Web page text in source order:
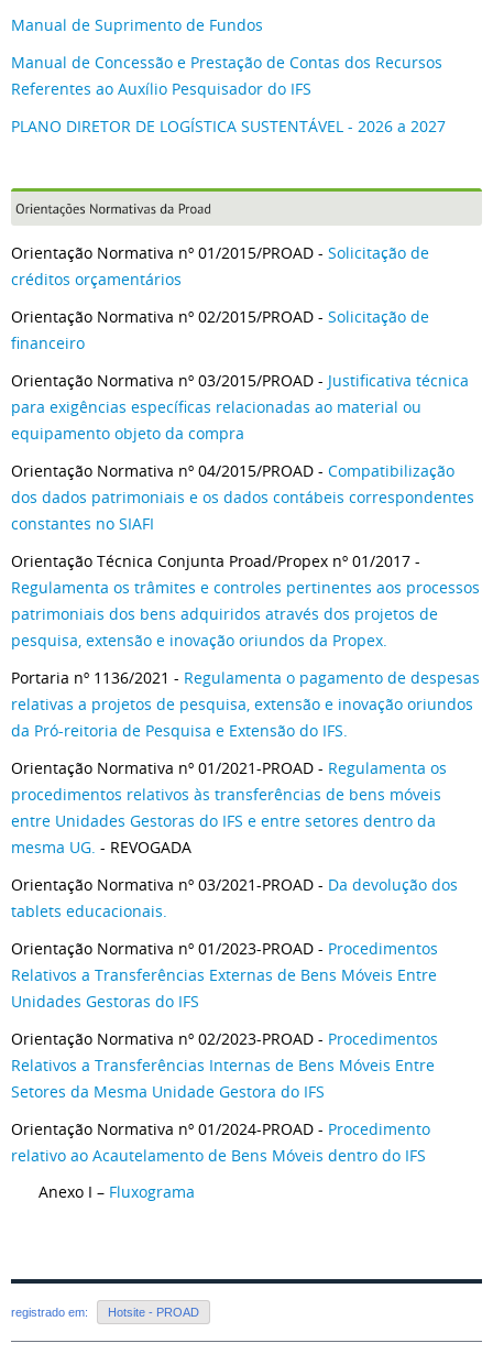
Manual de Suprimento de Fundos
Manual de Concessão e Prestação de Contas dos Recursos
Referentes ao Auxílio Pesquisador do IFS
PLANO DIRETOR DE LOGÍSTICA SUSTENTÁVEL - 2026 a 2027
Orientação Normativa nº 01/2015/PROAD - Solicitação de
créditos orçamentários
Orientação Normativa nº 02/2015/PROAD - Solicitação de
financeiro
Orientação Normativa nº 03/2015/PROAD - Justificativa técnica
para exigências específicas relacionadas ao material ou
equipamento objeto da compra
Orientação Normativa nº 04/2015/PROAD - Compatibilização
dos dados patrimoniais e os dados contábeis correspondentes
constantes no SIAFI
Orientação Técnica Conjunta Proad/Propex nº 01/2017 -
Regulamenta os trâmites e controles pertinentes aos processos
patrimoniais dos bens adquiridos através dos projetos de
pesquisa, extensão e inovação oriundos da Propex.
Portaria nº 1136/2021 - Regulamenta o pagamento de despesas
relativas a projetos de pesquisa, extensão e inovação oriundos
da Pró-reitoria de Pesquisa e Extensão do IFS.
Orientação Normativa nº 01/2021-PROAD - Regulamenta os
procedimentos relativos às transferências de bens móveis
entre Unidades Gestoras do IFS e entre setores dentro da
mesma UG. - REVOGADA
Orientação Normativa nº 03/2021-PROAD - Da devolução dos
tablets educacionais.
Orientação Normativa nº 01/2023-PROAD - Procedimentos
Relativos a Transferências Externas de Bens Móveis Entre
Unidades Gestoras do IFS
Orientação Normativa nº 02/2023-PROAD - Procedimentos
Relativos a Transferências Internas de Bens Móveis Entre
Setores da Mesma Unidade Gestora do IFS
Orientação Normativa nº 01/2024-PROAD - Procedimento
relativo ao Acautelamento de Bens Móveis dentro do IFS
Anexo I – Fluxograma
registrado em: Hotsite - PROAD